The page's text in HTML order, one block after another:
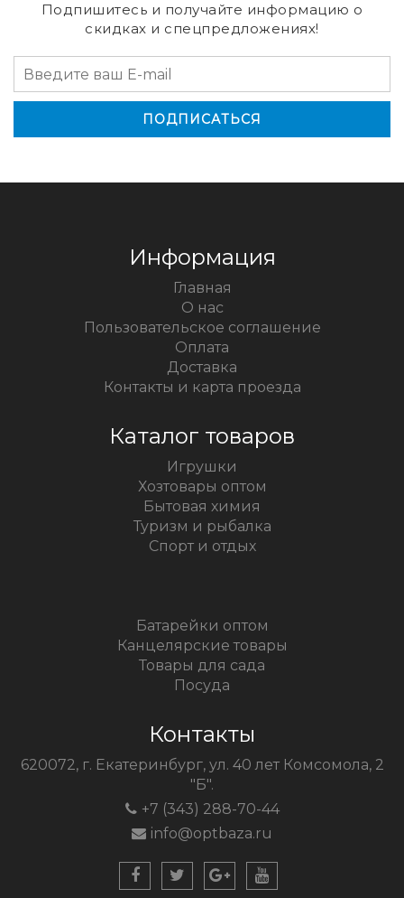
Подпишитесь и получайте информацию о
скидках и спецпредложениях!
Информация
Главная
О нас
Пользовательское соглашение
Оплата
Доставка
Контакты и карта проезда
Каталог товаров
Игрушки
Хозтовары оптом
Бытовая химия
Туризм и рыбалка
Спорт и отдых
Батарейки оптом
Канцелярские товары
Товары для сада
Посуда
Контакты
620072, г. Екатеринбург, ул. 40 лет Комсомола, 2
"Б".
+7 (343) 288-70-44
info@optbaza.ru